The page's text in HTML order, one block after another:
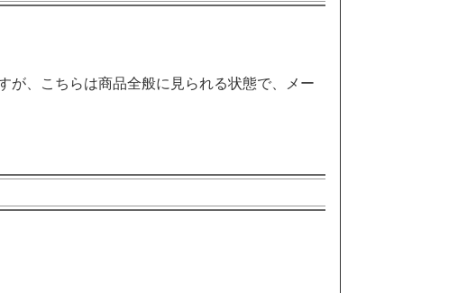
、こちらは商品全般に見られる状態で、メー